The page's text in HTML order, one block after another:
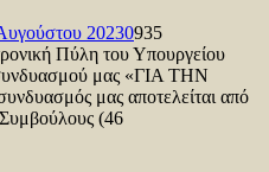
20230935
Πύλη του Υπουργείου
μας «ΓΙΑ ΤΗΝ
μας αποτελείται από
(46